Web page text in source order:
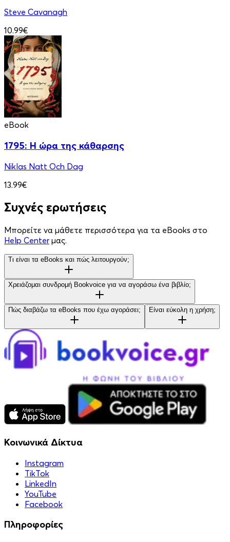
Steve Cavanagh
10.99€
eBook
1795: Η ώρα της κάθαρσης
Niklas Natt Och Dag
13.99€
Συχνές ερωτήσεις
Μπορείτε να μάθετε περισσότερα για τα eBooks στο
Help Center μας.
Τι είναι τα eBooks και πώς λειτουργούν;
Χρειάζομαι συνδρομή Bookvoice για να αγοράσω ένα βιβλίο;
Πώς διαβάζω τα eBooks που έχω αγοράσει; Είναι εύκολη η χρήση;
Κοινωνικά Δίκτυα
Instagram
TikTok
LinkedIn
YouTube
Facebook
Πληροφορίες